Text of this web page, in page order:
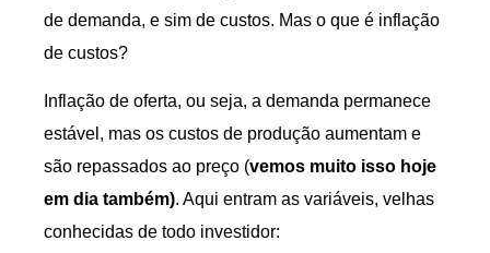
de demanda, e sim de custos. Mas o que é inflação
de custos?
Inflação de oferta, ou seja, a demanda permanece
estável, mas os custos de produção aumentam e
são repassados ao preço (vemos muito isso hoje
em dia também). Aqui entram as variáveis, velhas
conhecidas de todo investidor: